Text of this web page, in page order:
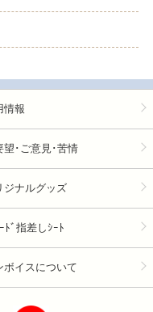
情報
望･ご意見･苦情
ジナルグッズ
ﾄﾞ指差しｼｰﾄ
ボイスについて